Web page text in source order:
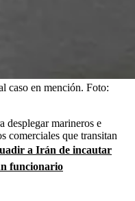
caso en mención. Foto:
desplegar marineros e
comerciales que transitan
a Irán de incautar
funcionario